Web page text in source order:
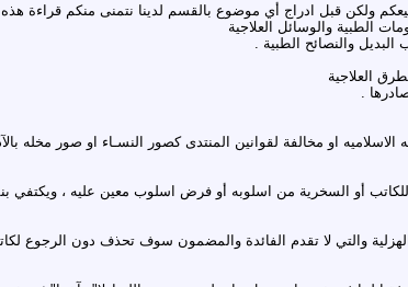
ولكن قبل ادراج أي موضوع بالقسم لدينا نتمنى منكم قراءة هذه
والنصائح الطبية .
.
أو السخرية من اسلوبه أو فرض اسلوب معين عليه ،
والتي لا تقدم الفائدة والمضمون سوف تحذف دون الرجوع